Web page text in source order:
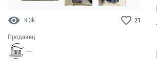
visibility 9.3k favorite_border 21
Продавец
---